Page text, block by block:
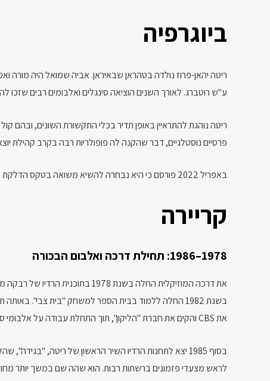
ביוגרפיה
ריטה יהאן-פרוז נולדה בטהראן שבאיראן. אביה שמואל היה מורה
ע"ש רוטברג. לאורך השנים הוציאה סינגלים ואלבומים רבים
פרסיים נוסטלגיים, דבר שהקנה לה פופולריות רבה בקרב קהילת
באפריל 2022 פורסם כי היא נבחרה להשיא משואה בטקס הדלקת המשואות ביום העצמאות ה-74 של ישראל.
קריירה
1978–1986: תחילת דרכה ואלבום הבכורה
את CBS והקים את חברת "הליקון", תוך התחלת עבודה על אלבומי סולו של קלינשטיין ושל ריטה.
לראש מצעדי פזמונים ברשתות רבות. הוא שהה שם במשך יותר